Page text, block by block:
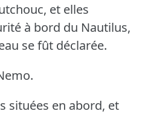
et elles
à bord du Nautilus,
se fût déclarée.
situées en abord, et